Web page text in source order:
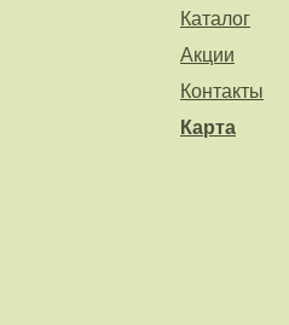
Каталог
Акции
Контакты
Карта